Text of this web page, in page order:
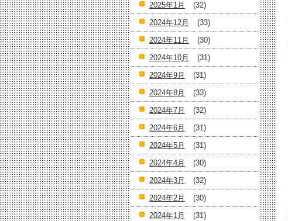
2025年1月
(32)
2024年12月
(33)
2024年11月
(30)
2024年10月
(31)
2024年9月
(31)
2024年8月
(33)
2024年7月
(32)
2024年6月
(31)
2024年5月
(31)
2024年4月
(30)
2024年3月
(32)
2024年2月
(30)
2024年1月
(31)